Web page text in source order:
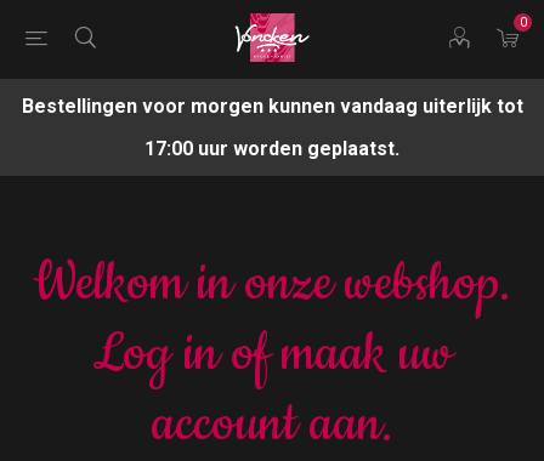
0
Bestellingen voor morgen kunnen vandaag uiterlijk tot
17:00 uur worden geplaatst.
Welkom in onze webshop.
Log in of maak uw
account aan.